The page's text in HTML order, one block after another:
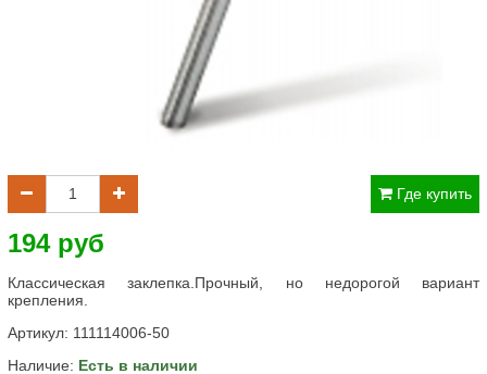
Где купить
194 руб
Классическая заклепка.Прочный, но недорогой вариант
крепления.
Артикул: 111114006-50
Наличие: Есть в наличии